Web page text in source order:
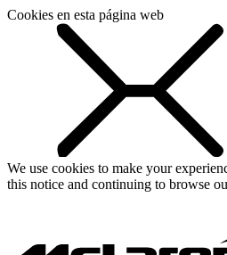
Cookies en esta página web
We use cookies to make your
this notice and continuing to browse